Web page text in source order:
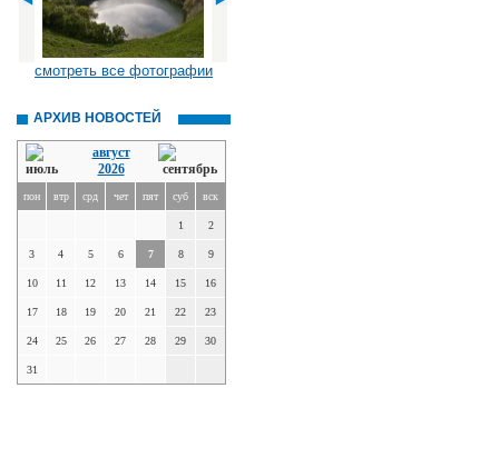
смотреть все фотографии
АРХИВ НОВОСТЕЙ
август
2026
пон втр срд чет пят суб вск
1 2
3 4 5 6 7 8 9
10 11 12 13 14 15 16
17 18 19 20 21 22 23
24 25 26 27 28 29 30
31